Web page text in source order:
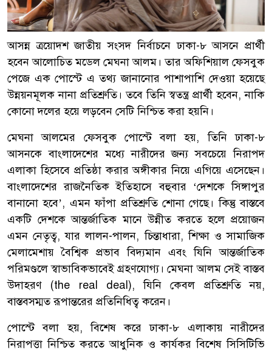
আসন্ন ত্রয়োদশ জাতীয় সংসদ নির্বাচনে ঢাকা-৮ আসনে প্রার্থী
হবেন আলোচিত মডেল মেঘনা আলম। তার অফিশিয়াল ফেসবুক
পেজে এক পোস্টে এ তথ্য জানানোর পাশাপাশি দেওয়া হয়েছে
উন্নয়নমূলক নানা প্রতিশ্রুতি। তবে তিনি স্বতন্ত্র প্রার্থী হবেন, নাকি
কোনো দলের হয়ে লড়বেন সেটি নিশ্চিত করা হয়নি।
মেঘনা আলমের ফেসবুক পোস্টে বলা হয়, তিনি ঢাকা-৮
আসনকে বাংলাদেশের মধ্যে নারীদের জন্য সবচেয়ে নিরাপদ
এলাকা হিসেবে প্রতিষ্ঠা করার অঙ্গীকার নিয়ে এগিয়ে এসেছেন।
বাংলাদেশের রাজনৈতিক ইতিহাসে বহুবার ‘দেশকে সিঙ্গাপুর
বানানো হবে’, এমন ফাঁপা প্রতিশ্রুতি শোনা গেছে। কিন্তু বাস্তবে
একটি দেশকে আন্তর্জাতিক মানে উন্নীত করতে হলে প্রয়োজন
এমন নেতৃত্ব, যার লালন-পালন, চিন্তাধারা, শিক্ষা ও সামাজিক
মেলামেশায় বৈশ্বিক প্রভাব বিদ্যমান এবং যিনি আন্তর্জাতিক
পরিমণ্ডলে স্বাভাবিকভাবেই গ্রহণযোগ্য। মেঘনা আলম সেই বাস্তব
উদাহরণ (the real deal), যিনি কেবল প্রতিশ্রুতি নয়,
বাস্তবসম্মত রূপান্তরের প্রতিনিধিত্ব করেন।
পোস্টে বলা হয়, বিশেষ করে ঢাকা-৮ এলাকায় নারীদের
নিরাপত্তা নিশ্চিত করতে আধুনিক ও কার্যকর বিশেষ সিসিটিভি